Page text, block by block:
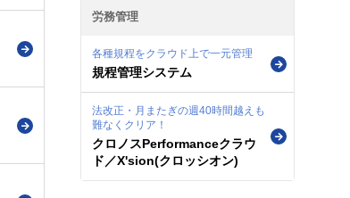
労務管理
各種規程をクラウド上で一元管理
規程管理システム
法改正・月またぎの週40時間越えも
難なくクリア！
クロノスPerformanceクラウ
ド／X'sion(クロッシオン)